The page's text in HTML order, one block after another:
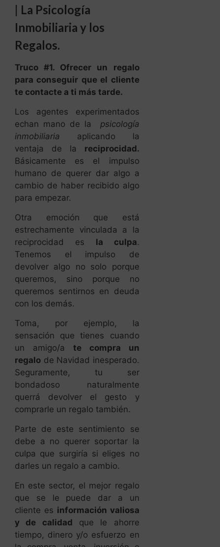
| La Psicología
Inmobiliaria y los
Regalos.
Truco #1. Ofrecer un regalo
para conseguir que el cliente
te contacte a ti más tarde.
Los agentes experimentados
echan mano de la psicología
inmobiliaria aplicando la
ventaja de la reciprocidad.
Básicamente es el impulso
humano de querer dar algo a
cambio de haber recibido algo
para empezar.
Otra emoción que está
estrechamente vinculada a la
reciprocidad es la culpa.
Tenemos el impulso de
devolver algo no solo porque
queremos, sino porque no
queremos sentirnos en deuda
con los demás.
Toma, por ejemplo, la
sensación que tienes cuando
un amigo/a te compra un
regalo de Navidad inesperado.
Seguramente, tu ser
bondadoso naturalmente
querrá devolver el gesto y
comprarle un regalo también.
Parte de este sentimiento se
debe a no querer soportar la
culpa que surgiría si eliges no
darles un regalo a cambio.
En este sector, el mejor regalo
que se le puede dar a un
cliente es información valiosa
y de calidad que le ahorre
tiempo, dinero y/o esfuerzo en